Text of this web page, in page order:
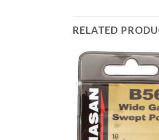
RELATED